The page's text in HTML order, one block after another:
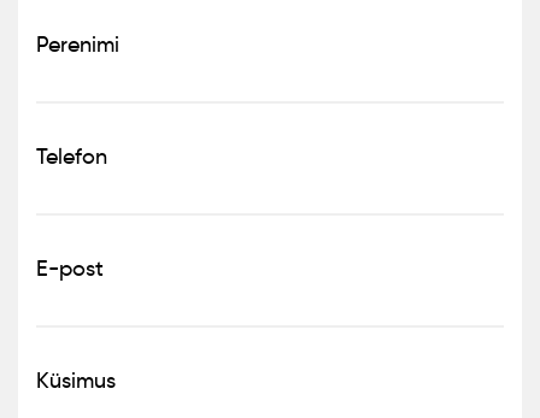
Perenimi
Telefon
E-post
Küsimus